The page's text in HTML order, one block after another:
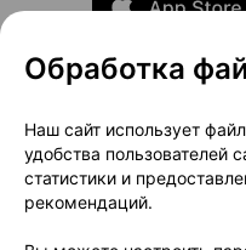
О проекте
Размещение
Публичный
Обработка
Наш сайт использует
удобства пользователей
статистики и
рекомендаций.